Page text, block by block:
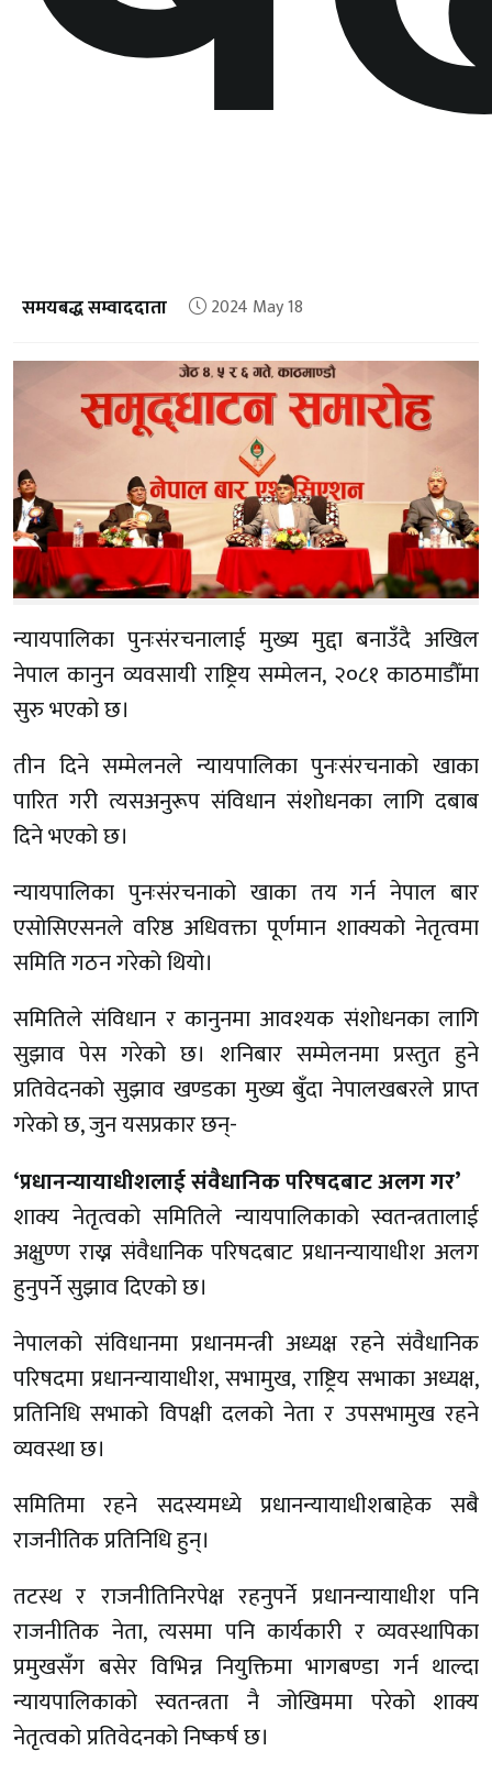
समयबद्ध सम्वाददाता 2024 May 18
न्यायपालिका पुनःसंरचनालाई मुख्य मुद्दा बनाउँदै अखिल
नेपाल कानुन व्यवसायी राष्ट्रिय सम्मेलन, २०८१ काठमाडौँमा
सुरु भएको छ।
तीन दिने सम्मेलनले न्यायपालिका पुनःसंरचनाको खाका
पारित गरी त्यसअनुरूप संविधान संशोधनका लागि दबाब
दिने भएको छ।
न्यायपालिका पुनःसंरचनाको खाका तय गर्न नेपाल बार
एसोसिएसनले वरिष्ठ अधिवक्ता पूर्णमान शाक्यको नेतृत्वमा
समिति गठन गरेको थियो।
समितिले संविधान र कानुनमा आवश्यक संशोधनका लागि
सुझाव पेस गरेको छ। शनिबार सम्मेलनमा प्रस्तुत हुने
प्रतिवेदनको सुझाव खण्डका मुख्य बुँदा नेपालखबरले प्राप्त
गरेको छ, जुन यसप्रकार छन्-
‘प्रधानन्यायाधीशलाई संवैधानिक परिषदबाट अलग गर’
शाक्य नेतृत्वको समितिले न्यायपालिकाको स्वतन्त्रतालाई
अक्षुण्ण राख्न संवैधानिक परिषदबाट प्रधानन्यायाधीश अलग
हुनुपर्ने सुझाव दिएको छ।
नेपालको संविधानमा प्रधानमन्त्री अध्यक्ष रहने संवैधानिक
परिषदमा प्रधानन्यायाधीश, सभामुख, राष्ट्रिय सभाका अध्यक्ष,
प्रतिनिधि सभाको विपक्षी दलको नेता र उपसभामुख रहने
व्यवस्था छ।
समितिमा रहने सदस्यमध्ये प्रधानन्यायाधीशबाहेक सबै
राजनीतिक प्रतिनिधि हुन्।
तटस्थ र राजनीतिनिरपेक्ष रहनुपर्ने प्रधानन्यायाधीश पनि
राजनीतिक नेता, त्यसमा पनि कार्यकारी र व्यवस्थापिका
प्रमुखसँग बसेर विभिन्न नियुक्तिमा भागबण्डा गर्न थाल्दा
न्यायपालिकाको स्वतन्त्रता नै जोखिममा परेको शाक्य
नेतृत्वको प्रतिवेदनको निष्कर्ष छ।